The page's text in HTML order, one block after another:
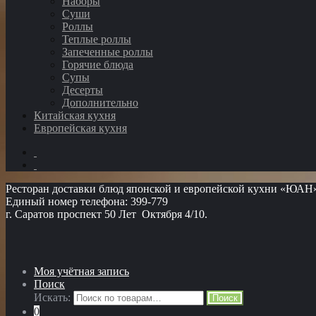
Суши
Роллы
Теплые роллы
Запеченные роллы
Горячие блюда
Супы
Десерты
Дополнительно
Китайская кухня
Европейская кухня
Ресторан доставки блюд японской и европейской кухни
Единый номер телефона: 399-779
г. Саратов проспект 50 Лет Октября 4/10.
Моя учётная запись
Поиск
Искать:
Поиск
0